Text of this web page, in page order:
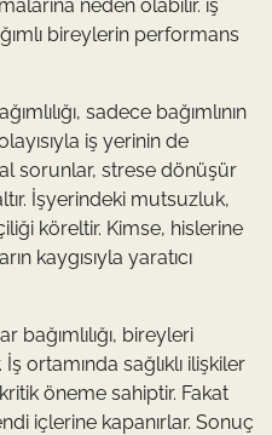
neden olabilir. iş
bireylerin performans
sadece bağımlının
iş yerinin de
sorunlar, strese dönüşür
İşyerindeki mutsuzluk,
köreltir. Kimse, hislerine
kaygısıyla yaratıcı
bağımlılığı, bireyleri
ortamında sağlıklı ilişkiler
öneme sahiptir. Fakat
içlerine kapanırlar. Sonuç